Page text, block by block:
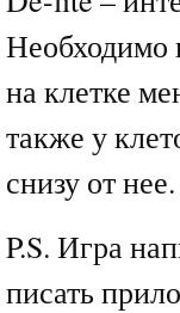
Необходимо
на клетке
также у
снизу от нее.
P.S. Игра
писать